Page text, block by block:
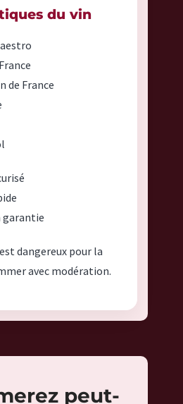
du vin
de France
garantie
est dangereux pour la
avec modération.
peut-